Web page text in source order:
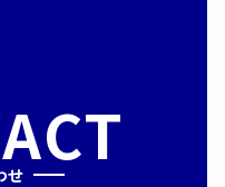
せ